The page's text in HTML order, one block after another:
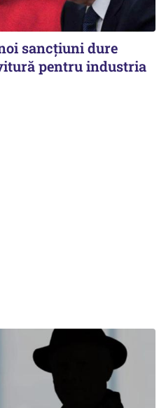
sancțiuni dure
pentru industria